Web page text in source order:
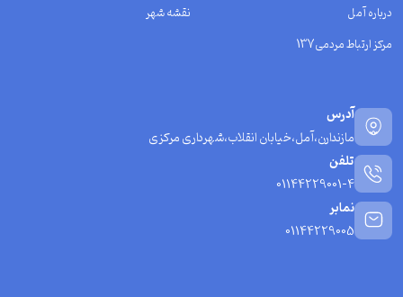
درباره آمل
نقشه شهر
مرکز ارتباط مردمی137
آدرس
مازندارن،آمل،خیابان انقلاب،شهرداری مرکزی
تلفن
01144229001-4
نمابر
01144229005